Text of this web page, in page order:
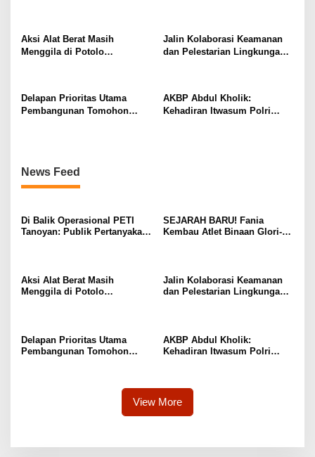
s
Aksi Alat Berat Masih
Menggila di Potolo
Jalin Kolaborasi Keamanan
dan Pelestarian Lingkungan,
Delapan Prioritas Utama
Pembangunan Tomohon
AKBP Abdul Kholik:
Kehadiran Itwasum Polri
News Feed
Di Balik Operasional PETI
Tanoyan: Publik Pertanyakan
SEJARAH BARU! Fania
Kembau Atlet Binaan Glori-A
Aksi Alat Berat Masih
Menggila di Potolo
Jalin Kolaborasi Keamanan
dan Pelestarian Lingkungan,
Delapan Prioritas Utama
Pembangunan Tomohon
AKBP Abdul Kholik:
Kehadiran Itwasum Polri
View More